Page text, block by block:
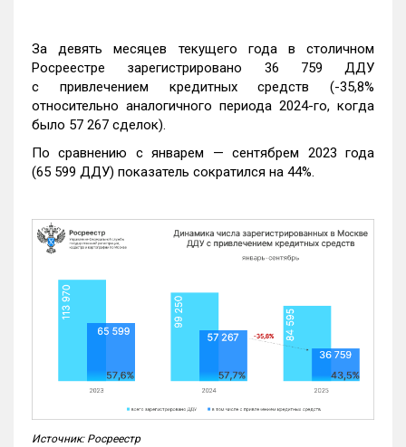
За девять месяцев текущего года в столичном
Росреестре зарегистрировано 36 759 ДДУ
с привлечением кредитных средств (-35,8%
относительно аналогичного периода 2024-го, когда
было 57 267 сделок).
По сравнению с январем — сентябрем 2023 года
(65 599 ДДУ) показатель сократился на 44%.
Источник: Росреестр